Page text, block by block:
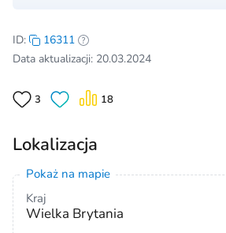
ID:
16311
Data aktualizacji: 20.03.2024
3 18
Lokalizacja
Pokaż na mapie
Kraj
Wielka Brytania